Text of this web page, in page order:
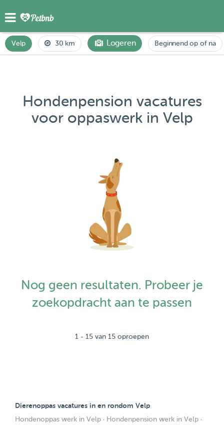
Velp 30 km Logeren Beginnend op of na
Hondenpension vacatures
voor oppaswerk in Velp
Nog geen resultaten. Probeer je
zoekopdracht aan te passen
1 - 15 van 15 oproepen
Dierenoppas vacatures in en rondom Velp
Hondenoppas werk in Velp · Hondenpension werk in Velp ·